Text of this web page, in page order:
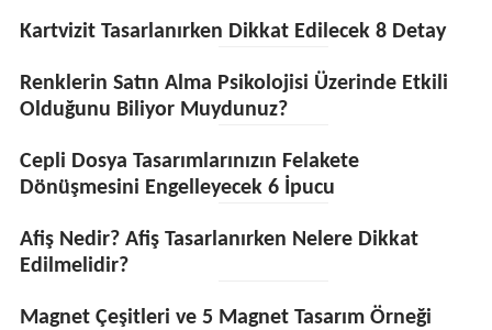
Kartvizit Tasarlanırken Dikkat Edilecek 8 Detay
Renklerin Satın Alma Psikolojisi Üzerinde Etkili
Olduğunu Biliyor Muydunuz?
Cepli Dosya Tasarımlarınızın Felakete
Dönüşmesini Engelleyecek 6 İpucu
Afiş Nedir? Afiş Tasarlanırken Nelere Dikkat
Edilmelidir?
Magnet Çeşitleri ve 5 Magnet Tasarım Örneği